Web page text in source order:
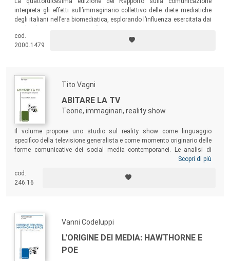
interpreta gli effetti sull’immaginario collettivo delle diete mediatiche
degli italiani nell’era biomediatica, esplorando l’influenza esercitata dai
cod.
2000.1479
Tito Vagni
ABITARE LA TV
Teorie, immaginari, reality show
Il volume propone uno studio sul reality show come linguaggio
specifico della televisione generalista e come momento originario delle
forme comunicative dei social media contemporanei. Le analisi di
figure come quella del tronista, di Fabrizio Corona o dei talent show
svelando perché apparenza, cinismo, celebrità, relazione sono le parole
chiave che cristallizzano processi storico-sociali di lungo periodo e,
Scopri di più
cod.
246.16
Vanni Codeluppi
L'ORIGINE DEI MEDIA: HAWTHORNE E
POE